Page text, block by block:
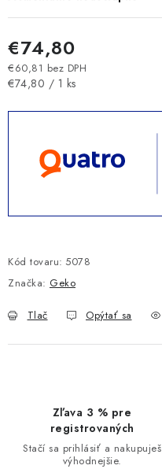
€74,80
€60,81 bez DPH
Jednotková cena:
€74,80 / 1 ks
Kód tovaru: 5078
Značka: Geko
Tlač Opýtať sa
Zľava 3 % pre
registrovaných
Stačí sa prihlásiť a nakupuješ
výhodnejšie.